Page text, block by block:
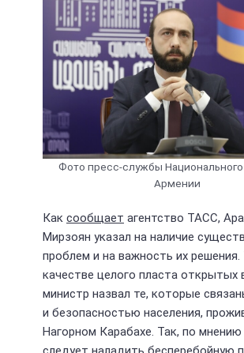
Фото пресс-службы
Армении
Как сообщает агентство ТАСС,
Мирзоян указал на наличие
проблем и на важность их решения.
качестве целого пласта открытых
министр назвал те, которые
и безопасностью населения,
Нагорном Карабахе. Так, по